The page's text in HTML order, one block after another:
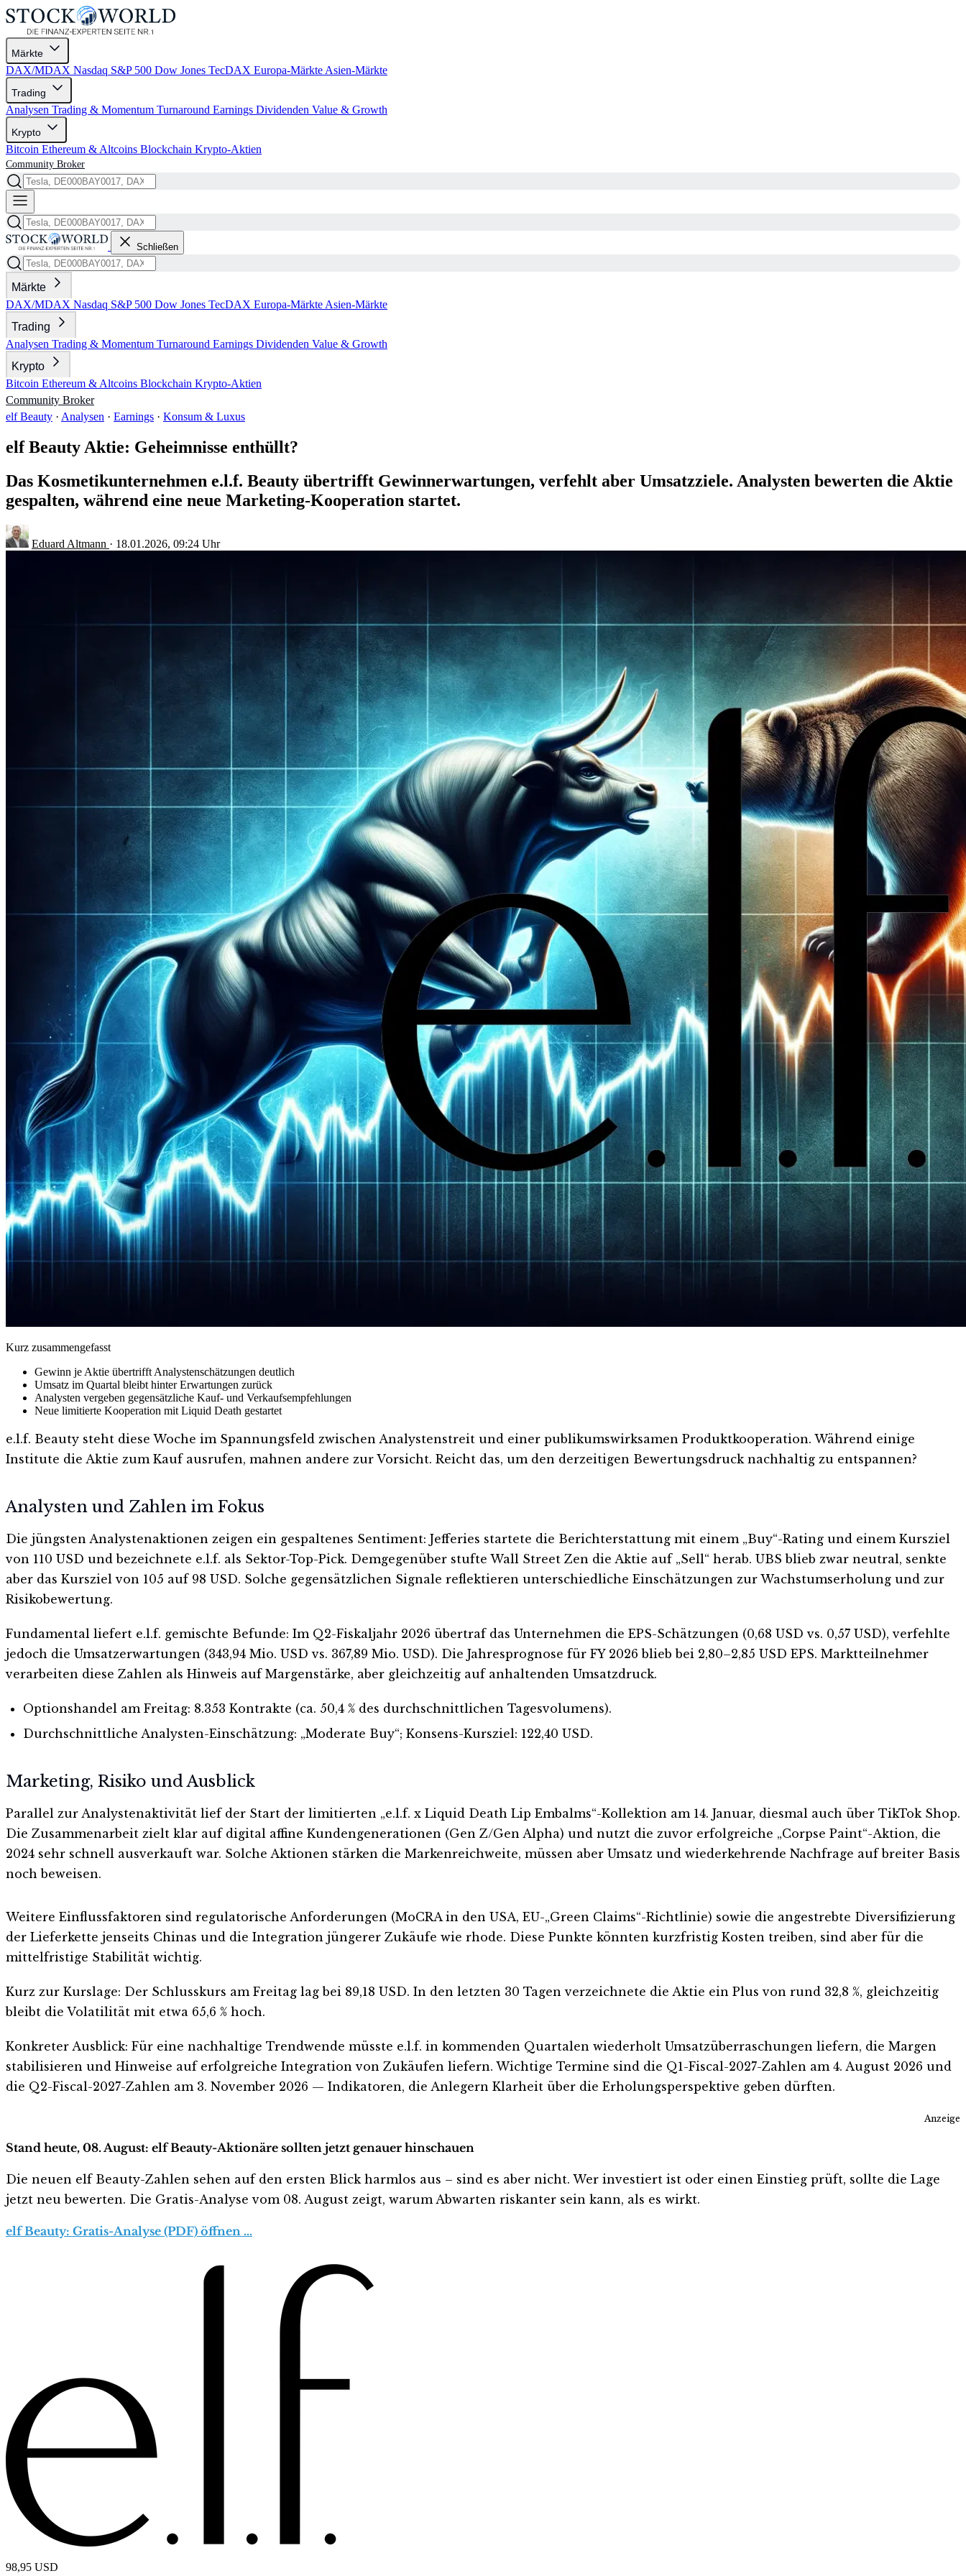
Märkte
DAX/MDAX Nasdaq S&P 500 Dow Jones TecDAX Europa-Märkte Asien-Märkte
Trading
Analysen Trading & Momentum Turnaround Earnings Dividenden Value & Growth
Krypto
Bitcoin Ethereum & Altcoins Blockchain Krypto-Aktien
Community Broker
Schließen
Märkte
DAX/MDAX Nasdaq S&P 500 Dow Jones TecDAX Europa-Märkte Asien-Märkte
Trading
Analysen Trading & Momentum Turnaround Earnings Dividenden Value & Growth
Krypto
Bitcoin Ethereum & Altcoins Blockchain Krypto-Aktien
Community Broker
elf Beauty · Analysen · Earnings · Konsum & Luxus
elf Beauty Aktie: Geheimnisse enthüllt?
Das Kosmetikunternehmen e.l.f. Beauty übertrifft Gewinnerwartungen, verfehlt aber Umsatzziele. Analysten bewerten die Aktie
gespalten, während eine neue Marketing-Kooperation startet.
Eduard Altmann · 18.01.2026, 09:24 Uhr
Kurz zusammengefasst
Gewinn je Aktie übertrifft Analystenschätzungen deutlich
Umsatz im Quartal bleibt hinter Erwartungen zurück
Analysten vergeben gegensätzliche Kauf- und Verkaufsempfehlungen
Neue limitierte Kooperation mit Liquid Death gestartet
e.l.f. Beauty steht diese Woche im Spannungsfeld zwischen Analystenstreit und einer publikumswirksamen Produktkooperation. Während einige
Institute die Aktie zum Kauf ausrufen, mahnen andere zur Vorsicht. Reicht das, um den derzeitigen Bewertungsdruck nachhaltig zu entspannen?
Analysten und Zahlen im Fokus
Die jüngsten Analystenaktionen zeigen ein gespaltenes Sentiment: Jefferies startete die Berichterstattung mit einem „Buy“-Rating und einem Kursziel
von 110 USD und bezeichnete e.l.f. als Sektor-Top-Pick. Demgegenüber stufte Wall Street Zen die Aktie auf „Sell“ herab. UBS blieb zwar neutral, senkte
aber das Kursziel von 105 auf 98 USD. Solche gegensätzlichen Signale reflektieren unterschiedliche Einschätzungen zur Wachstumserholung und zur
Risikobewertung.
Fundamental liefert e.l.f. gemischte Befunde: Im Q2-Fiskaljahr 2026 übertraf das Unternehmen die EPS-Schätzungen (0,68 USD vs. 0,57 USD), verfehlte
jedoch die Umsatzerwartungen (343,94 Mio. USD vs. 367,89 Mio. USD). Die Jahresprognose für FY 2026 blieb bei 2,80–2,85 USD EPS. Marktteilnehmer
verarbeiten diese Zahlen als Hinweis auf Margenstärke, aber gleichzeitig auf anhaltenden Umsatzdruck.
Optionshandel am Freitag: 8.353 Kontrakte (ca. 50,4 % des durchschnittlichen Tagesvolumens).
Durchschnittliche Analysten-Einschätzung: „Moderate Buy“; Konsens-Kursziel: 122,40 USD.
Marketing, Risiko und Ausblick
Parallel zur Analystenaktivität lief der Start der limitierten „e.l.f. x Liquid Death Lip Embalms“-Kollektion am 14. Januar, diesmal auch über TikTok Shop.
Die Zusammenarbeit zielt klar auf digital affine Kundengenerationen (Gen Z/Gen Alpha) und nutzt die zuvor erfolgreiche „Corpse Paint“-Aktion, die
2024 sehr schnell ausverkauft war. Solche Aktionen stärken die Markenreichweite, müssen aber Umsatz und wiederkehrende Nachfrage auf breiter Basis
noch beweisen.
Weitere Einflussfaktoren sind regulatorische Anforderungen (MoCRA in den USA, EU-„Green Claims“-Richtlinie) sowie die angestrebte Diversifizierung
der Lieferkette jenseits Chinas und die Integration jüngerer Zukäufe wie rhode. Diese Punkte könnten kurzfristig Kosten treiben, sind aber für die
mittelfristige Stabilität wichtig.
Kurz zur Kurslage: Der Schlusskurs am Freitag lag bei 89,18 USD. In den letzten 30 Tagen verzeichnete die Aktie ein Plus von rund 32,8 %, gleichzeitig
bleibt die Volatilität mit etwa 65,6 % hoch.
Konkreter Ausblick: Für eine nachhaltige Trendwende müsste e.l.f. in kommenden Quartalen wiederholt Umsatzüberraschungen liefern, die Margen
stabilisieren und Hinweise auf erfolgreiche Integration von Zukäufen liefern. Wichtige Termine sind die Q1-Fiscal-2027-Zahlen am 4. August 2026 und
die Q2-Fiscal-2027-Zahlen am 3. November 2026 — Indikatoren, die Anlegern Klarheit über die Erholungsperspektive geben dürften.
Anzeige
Stand heute, 08. August: elf Beauty-Aktionäre sollten jetzt genauer hinschauen
Die neuen elf Beauty-Zahlen sehen auf den ersten Blick harmlos aus – sind es aber nicht. Wer investiert ist oder einen Einstieg prüft, sollte die Lage
jetzt neu bewerten. Die Gratis-Analyse vom 08. August zeigt, warum Abwarten riskanter sein kann, als es wirkt.
elf Beauty: Gratis-Analyse (PDF) öffnen …
98,95 USD